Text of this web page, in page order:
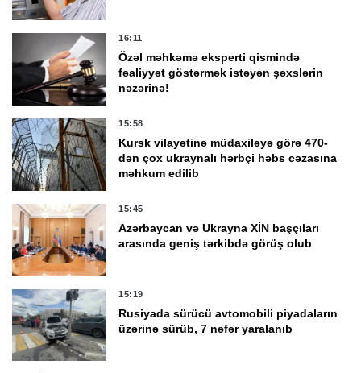
16:11
Özəl məhkəmə eksperti qismində
fəaliyyət göstərmək istəyən şəxslərin
nəzərinə!
15:58
Kursk vilayətinə müdaxiləyə görə 470-
dən çox ukraynalı hərbçi həbs cəzasına
məhkum edilib
15:45
Azərbaycan və Ukrayna XİN başçıları
arasında geniş tərkibdə görüş olub
15:19
Rusiyada sürücü avtomobili piyadaların
üzərinə sürüb, 7 nəfər yaralanıb